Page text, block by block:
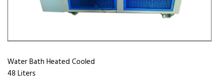
Water Bath Heated Cooled
48 Liters